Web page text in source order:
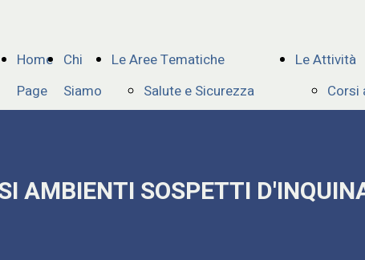
Home
Page
Chi
Siamo
Le Aree Tematiche
Salute e Sicurezza
Confinati
Le Attività
Corsi
AMBIENTI SOSPETTI